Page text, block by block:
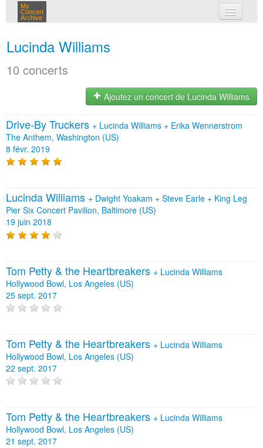
My
Concert
Archive
Lucinda Williams
10 concerts
Ajoutez un concert de Lucinda Williams
Drive-By Truckers + Lucinda Williams + Erika Wennerstrom
The Anthem, Washington (US)
8 févr. 2019
Lucinda Williams + Dwight Yoakam + Steve Earle + King Leg
Pier Six Concert Pavilion, Baltimore (US)
19 juin 2018
Tom Petty & the Heartbreakers + Lucinda Williams
Hollywood Bowl, Los Angeles (US)
25 sept. 2017
Tom Petty & the Heartbreakers + Lucinda Williams
Hollywood Bowl, Los Angeles (US)
22 sept. 2017
Tom Petty & the Heartbreakers + Lucinda Williams
Hollywood Bowl, Los Angeles (US)
21 sept. 2017